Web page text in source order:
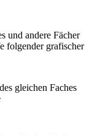
und andere Fächer
folgender grafischer
gleichen Faches